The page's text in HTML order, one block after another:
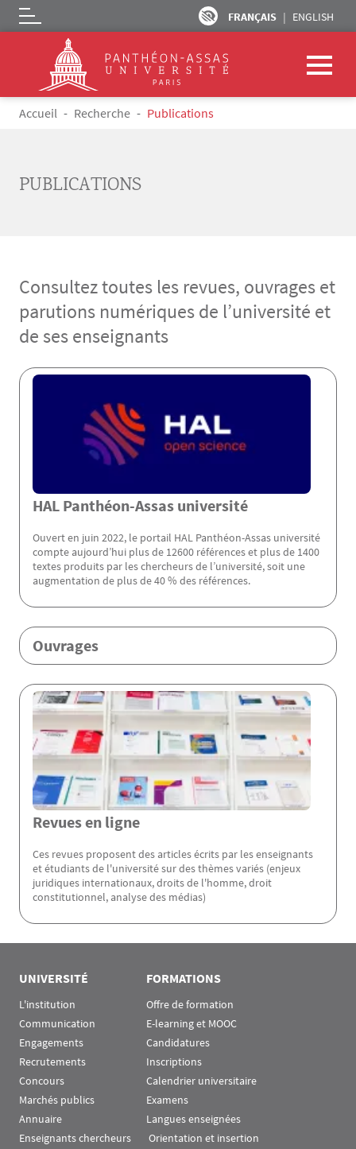
Aller au contenu principal
FRANÇAIS ENGLISH
Logo
Fil d'Ariane
Accueil Recherche Publications
PUBLICATIONS
Consultez toutes les revues, ouvrages et
parutions numériques de l’université et
de ses enseignants
Menu Assas
HAL Panthéon-Assas université
Ouvert en juin 2022, le portail HAL Panthéon-Assas université
compte aujourd’hui plus de 12600 références et plus de 1400
textes produits par les chercheurs de l’université, soit une
augmentation de plus de 40 % des références.
Ouvrages
Revues en ligne
Ces revues proposent des articles écrits par les enseignants
et étudiants de l'université sur des thèmes variés (enjeux
juridiques internationaux, droits de l'homme, droit
constitutionnel, analyse des médias)
UNIVERSITÉ
L'institution
Communication
Engagements
Recrutements
Concours
Marchés publics
Annuaire
Enseignants chercheurs
FORMATIONS
Offre de formation
E-learning et MOOC
Candidatures
Inscriptions
Calendrier universitaire
Examens
Langues enseignées
Orientation et insertion